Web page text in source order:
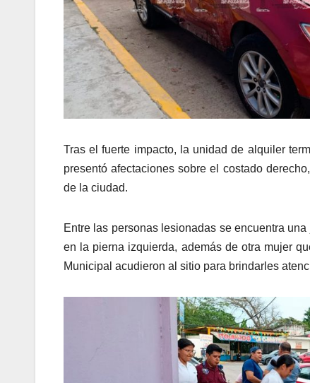
Tras el fuerte impacto, la unidad de alquiler
presentó afectaciones sobre el costado
de la ciudad.
Entre las personas lesionadas se encuentra
en la pierna izquierda, además de otra mujer
Municipal acudieron al sitio para brindarles